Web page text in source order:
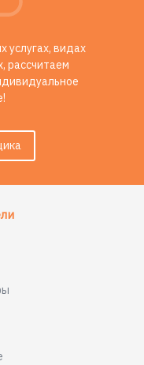
услугах, видах
рассчитаем